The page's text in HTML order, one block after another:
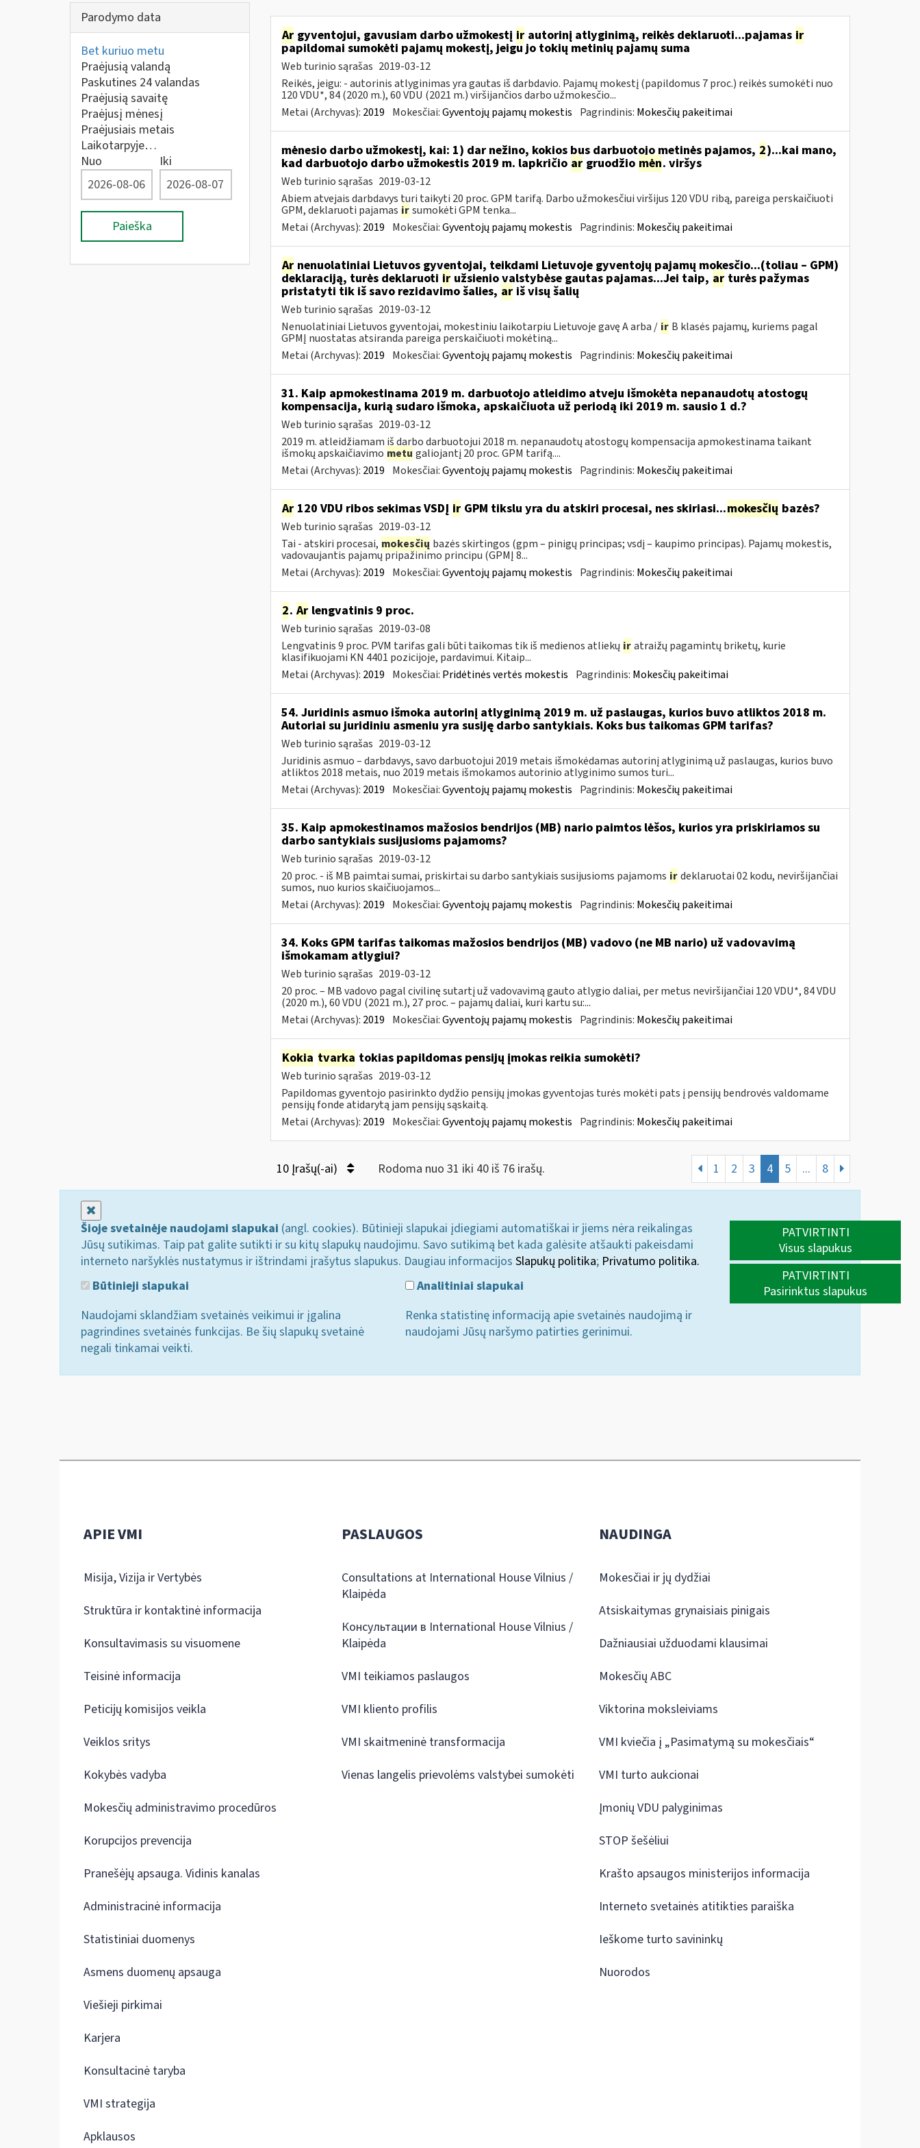
Parodymo data
Bet kuriuo metu
Praėjusią valandą
Paskutines 24 valandas
Praėjusią savaitę
Praėjusį mėnesį
Praėjusiais metais
Laikotarpyje…
Nuo
Iki
Paieška
Argyventojui, gavusiam darbo užmokestį irautorinį atlyginimą, reikės deklaruoti...pajamas ir
papildomai sumokėti pajamų mokestį, jeigu jo tokių metinių pajamų suma
Web turinio sąrašas 2019-03-12
Reikės, jeigu: - autorinis atlyginimas yra gautas iš darbdavio. Pajamų mokestį (papildomus 7 proc.) reikės sumokėti nuo
120 VDU*, 84 (2020 m.), 60 VDU (2021 m.) viršijančios darbo užmokesčio...
Metai (Archyvas): 2019 Mokesčiai:Gyventojų pajamų mokestis Pagrindinis: Mokesčių pakeitimai
mėnesio darbo užmokestį, kai: 1) dar nežino, kokios bus darbuotojo metinės pajamos, 2)...kai mano,
kad darbuotojo darbo užmokestis 2019 m. lapkričio argruodžio mėn. viršys
Web turinio sąrašas 2019-03-12
Abiem atvejais darbdavys turi taikyti 20 proc. GPM tarifą. Darbo užmokesčiui viršijus 120 VDU ribą, pareiga perskaičiuoti
GPM, deklaruoti pajamas ir sumokėti GPM tenka...
Metai (Archyvas): 2019 Mokesčiai:Gyventojų pajamų mokestis Pagrindinis: Mokesčių pakeitimai
Arnenuolatiniai Lietuvos gyventojai, teikdami Lietuvoje gyventojų pajamų mokesčio...(toliau – GPM)
deklaraciją, turės deklaruoti iružsienio valstybėse gautas pajamas...Jei taip, arturės pažymas
pristatyti tik iš savo rezidavimo šalies, ariš visų šalių
Web turinio sąrašas 2019-03-12
Nenuolatiniai Lietuvos gyventojai, mokestiniu laikotarpiu Lietuvoje gavę A arba / ir B klasės pajamų, kuriems pagal
GPMĮ nuostatas atsiranda pareiga perskaičiuoti mokėtiną...
Metai (Archyvas): 2019 Mokesčiai:Gyventojų pajamų mokestis Pagrindinis: Mokesčių pakeitimai
31. Kaip apmokestinama 2019 m. darbuotojo atleidimo atveju išmokėta nepanaudotų atostogų
kompensacija, kurią sudaro išmoka, apskaičiuota už periodą iki 2019 m. sausio 1 d.?
Web turinio sąrašas 2019-03-12
2019 m. atleidžiamam iš darbo darbuotojui 2018 m. nepanaudotų atostogų kompensacija apmokestinama taikant
išmokų apskaičiavimo metu galiojantį 20 proc. GPM tarifą....
Metai (Archyvas): 2019 Mokesčiai:Gyventojų pajamų mokestis Pagrindinis: Mokesčių pakeitimai
Ar120 VDU ribos sekimas VSDĮ irGPM tikslu yra du atskiri procesai, nes skiriasi...mokesčių bazės?
Web turinio sąrašas 2019-03-12
Tai - atskiri procesai, mokesčių bazės skirtingos (gpm – pinigų principas; vsdį – kaupimo principas). Pajamų mokestis,
vadovaujantis pajamų pripažinimo principu (GPMĮ 8...
Metai (Archyvas): 2019 Mokesčiai:Gyventojų pajamų mokestis Pagrindinis: Mokesčių pakeitimai
2. Arlengvatinis 9 proc.
Web turinio sąrašas 2019-03-08
Lengvatinis 9 proc. PVM tarifas gali būti taikomas tik iš medienos atliekų ir atraižų pagamintų briketų, kurie
klasifikuojami KN 4401 pozicijoje, pardavimui. Kitaip...
Metai (Archyvas): 2019 Mokesčiai: Pridėtinės vertės mokestis Pagrindinis: Mokesčių pakeitimai
54. Juridinis asmuo išmoka autorinį atlyginimą 2019 m. už paslaugas, kurios buvo atliktos 2018 m.
Autoriai su juridiniu asmeniu yra susiję darbo santykiais. Koks bus taikomas GPM tarifas?
Web turinio sąrašas 2019-03-12
Juridinis asmuo – darbdavys, savo darbuotojui 2019 metais išmokėdamas autorinį atlyginimą už paslaugas, kurios buvo
atliktos 2018 metais, nuo 2019 metais išmokamos autorinio atlyginimo sumos turi...
Metai (Archyvas): 2019 Mokesčiai:Gyventojų pajamų mokestis Pagrindinis: Mokesčių pakeitimai
35. Kaip apmokestinamos mažosios bendrijos (MB) nario paimtos lėšos, kurios yra priskiriamos su
darbo santykiais susijusioms pajamoms?
Web turinio sąrašas 2019-03-12
20 proc. - iš MB paimtai sumai, priskirtai su darbo santykiais susijusioms pajamoms ir deklaruotai 02 kodu, neviršijančiai
sumos, nuo kurios skaičiuojamos...
Metai (Archyvas): 2019 Mokesčiai:Gyventojų pajamų mokestis Pagrindinis: Mokesčių pakeitimai
34. Koks GPM tarifas taikomas mažosios bendrijos (MB) vadovo (ne MB nario) už vadovavimą
išmokamam atlygiui?
Web turinio sąrašas 2019-03-12
20 proc. – MB vadovo pagal civilinę sutartį už vadovavimą gauto atlygio daliai, per metus neviršijančiai 120 VDU*, 84 VDU
(2020 m.), 60 VDU (2021 m.), 27 proc. – pajamų daliai, kuri kartu su:...
Metai (Archyvas): 2019 Mokesčiai:Gyventojų pajamų mokestis Pagrindinis: Mokesčių pakeitimai
Kokia tvarka tokias papildomas pensijų įmokas reikia sumokėti?
Web turinio sąrašas 2019-03-12
Papildomas gyventojo pasirinkto dydžio pensijų įmokas gyventojas turės mokėti pats į pensijų bendrovės valdomame
pensijų fonde atidarytą jam pensijų sąskaitą.
Metai (Archyvas): 2019 Mokesčiai:Gyventojų pajamų mokestis Pagrindinis: Mokesčių pakeitimai
10 Įrašų(-ai) Rodoma nuo 31 iki 40 iš 76 irašų. 1 2 3 4 5 ... 8
Šioje svetainėje naudojami slapukai (angl. cookies). Būtinieji slapukai įdiegiami automatiškai ir jiems nėra reikalingas
Jūsų sutikimas. Taip pat galite sutikti ir su kitų slapukų naudojimu. Savo sutikimą bet kada galėsite atšaukti pakeisdami
interneto naršyklės nustatymus ir ištrindami įrašytus slapukus. Daugiau informacijos Slapukų politika; Privatumo politika.
Būtinieji slapukai
Naudojami sklandžiam svetainės veikimui ir įgalina
pagrindines svetainės funkcijas. Be šių slapukų svetainė
negali tinkamai veikti.
Analitiniai slapukai
Renka statistinę informaciją apie svetainės naudojimą ir
naudojami Jūsų naršymo patirties gerinimui.
PATVIRTINTI
Visus slapukus
PATVIRTINTI
Pasirinktus slapukus
APIE VMI
Misija, Vizija ir Vertybės
Struktūra ir kontaktinė informacija
Konsultavimasis su visuomene
Teisinė informacija
Peticijų komisijos veikla
Veiklos sritys
Kokybės vadyba
Mokesčių administravimo procedūros
Korupcijos prevencija
Pranešėjų apsauga. Vidinis kanalas
Administracinė informacija
Statistiniai duomenys
Asmens duomenų apsauga
Viešieji pirkimai
Karjera
Konsultacinė taryba
VMI strategija
Apklausos
PASLAUGOS
Consultations at International House Vilnius /
Klaipėda
Консультации в International House Vilnius /
Klaipėda
VMI teikiamos paslaugos
VMI kliento profilis
VMI skaitmeninė transformacija
Vienas langelis prievolėms valstybei sumokėti
NAUDINGA
Mokesčiai ir jų dydžiai
Atsiskaitymas grynaisiais pinigais
Dažniausiai užduodami klausimai
Mokesčių ABC
Viktorina moksleiviams
VMI kviečia į „Pasimatymą su mokesčiais“
VMI turto aukcionai
Įmonių VDU palyginimas
STOP šešėliui
Krašto apsaugos ministerijos informacija
Interneto svetainės atitikties paraiška
Ieškome turto savininkų
Nuorodos